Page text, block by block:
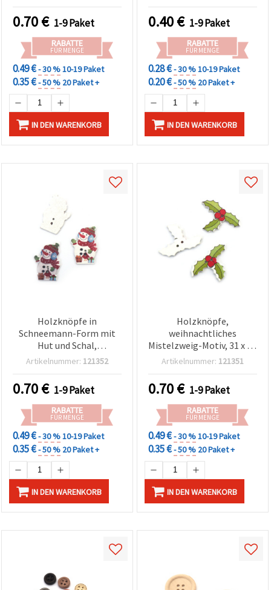
Weihnachtsbasteln & DIY
0.70€ 1-9 Paket
RABATTE
FÜR MENGE
0.49 €- 30 %10-19 Paket
0.35 €- 50 % 20 Paket +
IN DEN WARENKORB
0.40€ 1-9 Paket
RABATTE
FÜR MENGE
0.28 €- 30 %10-19 Paket
0.20 €- 50 % 20 Paket +
IN DEN WARENKORB
Holzknöpfe in
Schneemann-Form mit
Hut und Schal,
mehrfarbig bedruckt –
mm, Loch Ø 1,5 mm, 10
Stück, für Nähen,
Scrapbooking,
Kartenbasteln & DIY
Artikelnummer: 121352
0.70€ 1-9 Paket
RABATTE
FÜR MENGE
0.49 €- 30 %10-19 Paket
0.35 €- 50 % 20 Paket +
IN DEN WARENKORB
Holzknöpfe,
weihnachtliches
Mistelzweig-Motiv, 31 x 21
x 2 mm, Loch: 1 mm, 10er-
Artikelnummer: 121351
0.70€ 1-9 Paket
RABATTE
FÜR MENGE
0.49 €- 30 %10-19 Paket
0.35 €- 50 % 20 Paket +
IN DEN WARENKORB